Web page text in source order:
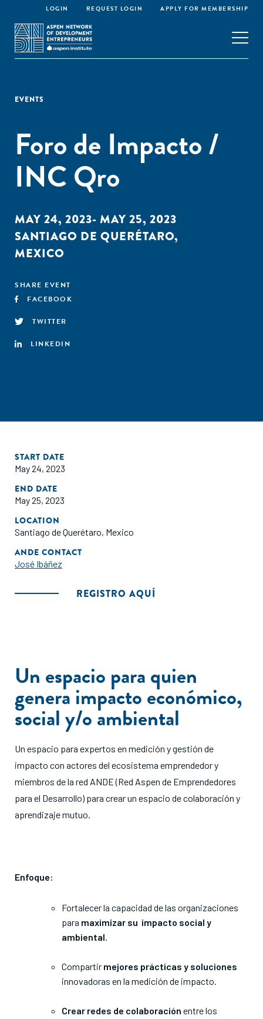
LOGIN REQUEST LOGIN APPLY FOR MEMBERSHIP
EVENTS
Foro de Impacto /
INC Qro
MAY 24, 2023- MAY 25, 2023
SANTIAGO DE QUERÉTARO,
MEXICO
SHARE EVENT
FACEBOOK
TWITTER
LINKEDIN
START DATE
May 24, 2023
END DATE
May 25, 2023
LOCATION
Santiago de Querétaro, Mexico
ANDE CONTACT
José Ibáñez
REGISTRO AQUÍ
Un espacio para quien
genera impacto económico,
social y/o ambiental
Un espacio para expertos en medición y gestión de
impacto con actores del ecosistema emprendedor y
miembros de la red ANDE (Red Aspen de Emprendedores
para el Desarrollo) para crear un espacio de colaboración y
aprendizaje mutuo.
Enfoque:
Fortalecer la capacidad de las organizaciones
para maximizar su impacto social y
ambiental.
Compartir mejores prácticas y soluciones
innovadoras en la medición de impacto.
Crear redes de colaboración entre los